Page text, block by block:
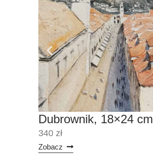
Dubrownik, 18×24 cm
340 zł
Zobacz